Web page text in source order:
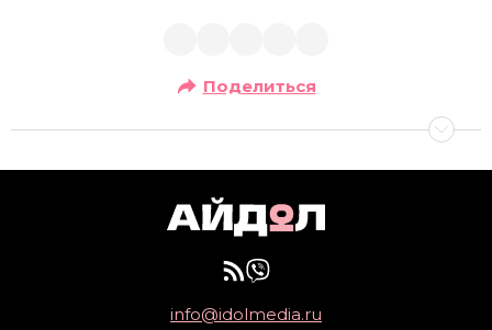
Поделиться
info@idolmedia.ru